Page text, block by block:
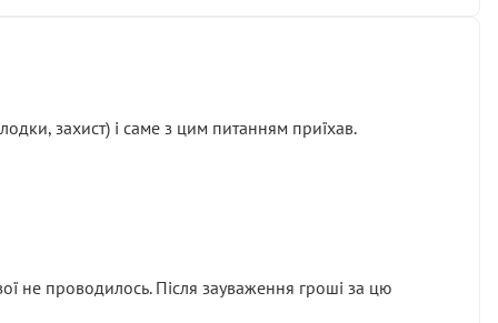
захист) і саме з цим питанням приїхав.
не проводилось. Після зауваження гроші за цю